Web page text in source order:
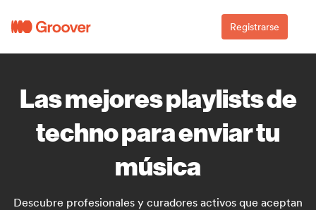
Registrarse
Las mejores playlists de
techno para enviar tu
música
Descubre profesionales y curadores activos que aceptan